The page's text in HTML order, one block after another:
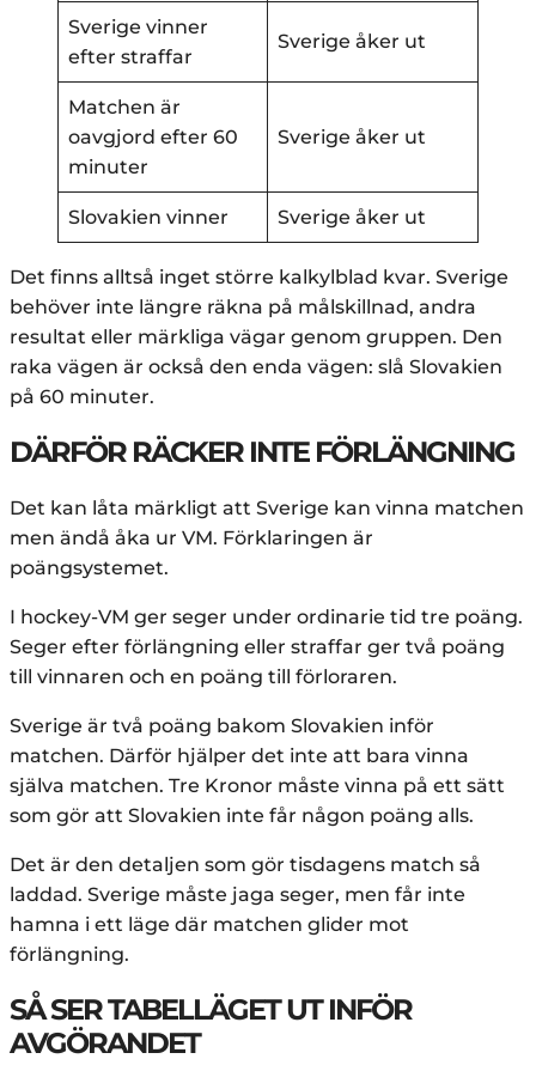
Sverige vinner
efter straffar
Sverige åker ut
Matchen är
oavgjord efter 60
minuter
Sverige åker ut
Slovakien vinner Sverige åker ut
Det finns alltså inget större kalkylblad kvar. Sverige
behöver inte längre räkna på målskillnad, andra
resultat eller märkliga vägar genom gruppen. Den
raka vägen är också den enda vägen: slå Slovakien
på 60 minuter.
DÄRFÖR RÄCKER INTE FÖRLÄNGNING
Det kan låta märkligt att Sverige kan vinna matchen
men ändå åka ur VM. Förklaringen är
poängsystemet.
I hockey-VM ger seger under ordinarie tid tre poäng.
Seger efter förlängning eller straffar ger två poäng
till vinnaren och en poäng till förloraren.
Sverige är två poäng bakom Slovakien inför
matchen. Därför hjälper det inte att bara vinna
själva matchen. Tre Kronor måste vinna på ett sätt
som gör att Slovakien inte får någon poäng alls.
Det är den detaljen som gör tisdagens match så
laddad. Sverige måste jaga seger, men får inte
hamna i ett läge där matchen glider mot
förlängning.
SÅ SER TABELLÄGET UT INFÖR
AVGÖRANDET